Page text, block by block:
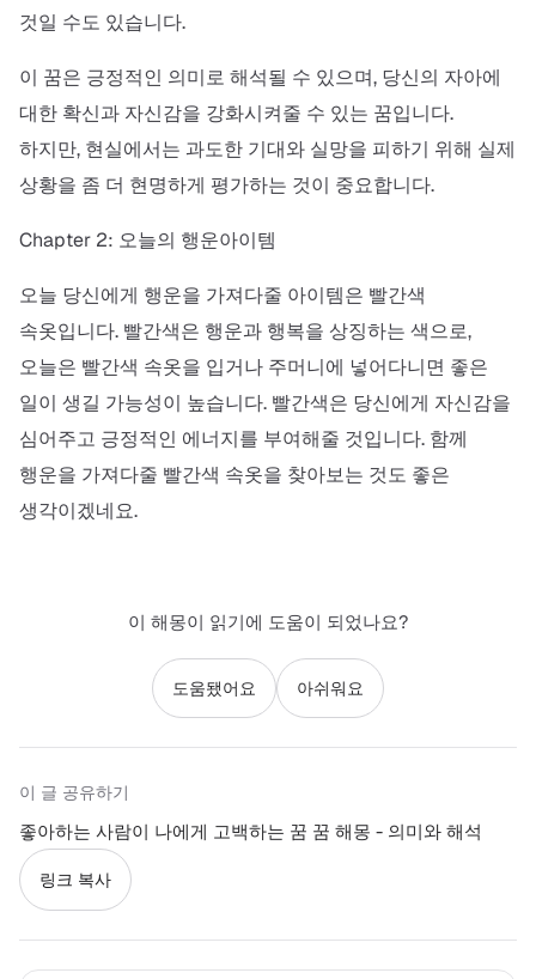
것일 수도 있습니다.
이 꿈은 긍정적인 의미로 해석될 수 있으며, 당신의 자아에
대한 확신과 자신감을 강화시켜줄 수 있는 꿈입니다.
하지만, 현실에서는 과도한 기대와 실망을 피하기 위해 실제
상황을 좀 더 현명하게 평가하는 것이 중요합니다.
Chapter 2: 오늘의 행운아이템
오늘 당신에게 행운을 가져다줄 아이템은 빨간색
속옷입니다. 빨간색은 행운과 행복을 상징하는 색으로,
오늘은 빨간색 속옷을 입거나 주머니에 넣어다니면 좋은
일이 생길 가능성이 높습니다. 빨간색은 당신에게 자신감을
심어주고 긍정적인 에너지를 부여해줄 것입니다. 함께
행운을 가져다줄 빨간색 속옷을 찾아보는 것도 좋은
생각이겠네요.
이 해몽이 읽기에 도움이 되었나요?
도움됐어요 아쉬워요
이 글 공유하기
좋아하는 사람이 나에게 고백하는 꿈 꿈 해몽 - 의미와 해석
링크 복사